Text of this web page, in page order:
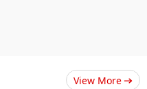
View More